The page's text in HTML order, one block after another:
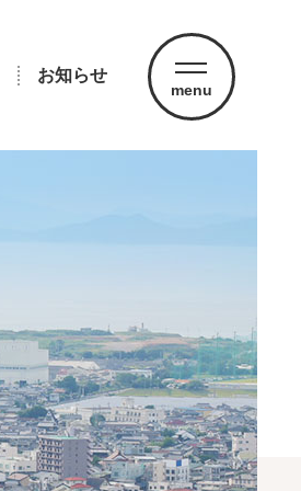
お知らせ
menu